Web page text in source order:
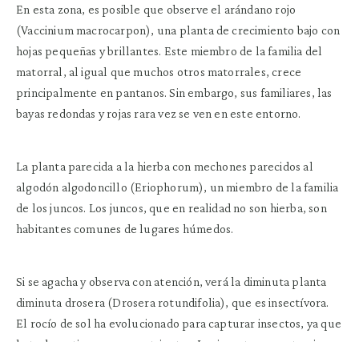
En esta zona, es posible que observe el arándano rojo
(Vaccinium macrocarpon), una planta de crecimiento bajo con
hojas pequeñas y brillantes. Este miembro de la familia del
matorral, al igual que muchos otros matorrales, crece
principalmente en pantanos. Sin embargo, sus familiares, las
bayas redondas y rojas rara vez se ven en este entorno.
La planta parecida a la hierba con mechones parecidos al
algodón algodoncillo (Eriophorum), un miembro de la familia
de los juncos. Los juncos, que en realidad no son hierba, son
habitantes comunes de lugares húmedos.
Si se agacha y observa con atención, verá la diminuta planta
diminuta drosera (Drosera rotundifolia), que es insectívora.
El rocío de sol ha evolucionado para capturar insectos, ya que